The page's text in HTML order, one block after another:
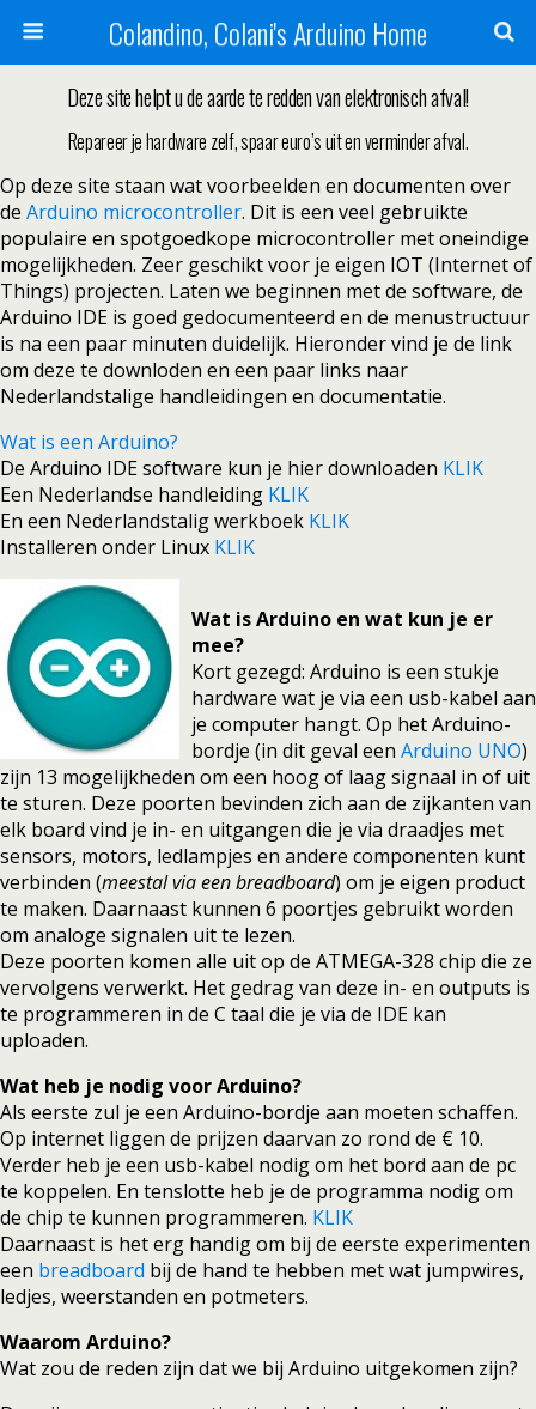
Colandino, Colani's Arduino Home
Deze site helpt u de aarde te redden van elektronisch afval!
Repareer je hardware zelf, spaar euro’s uit en verminder afval.
Op deze site staan wat voorbeelden en documenten over
de Arduino microcontroller. Dit is een veel gebruikte
populaire en spotgoedkope microcontroller met oneindige
mogelijkheden. Zeer geschikt voor je eigen IOT (Internet of
Things) projecten. Laten we beginnen met de software, de
Arduino IDE is goed gedocumenteerd en de menustructuur
is na een paar minuten duidelijk. Hieronder vind je de link
om deze te downloden en een paar links naar
Nederlandstalige handleidingen en documentatie.
Wat is een Arduino?
De Arduino IDE software kun je hier downloaden KLIK
Een Nederlandse handleiding KLIK
En een Nederlandstalig werkboek KLIK
Installeren onder Linux KLIK
Wat is Arduino en wat kun je er
mee?
Kort gezegd: Arduino is een stukje
hardware wat je via een usb-kabel aan
je computer hangt. Op het Arduino-
bordje (in dit geval een Arduino UNO)
zijn 13 mogelijkheden om een hoog of laag signaal in of uit
te sturen. Deze poorten bevinden zich aan de zijkanten van
elk board vind je in- en uitgangen die je via draadjes met
sensors, motors, ledlampjes en andere componenten kunt
verbinden (meestal via een breadboard) om je eigen product
te maken. Daarnaast kunnen 6 poortjes gebruikt worden
om analoge signalen uit te lezen.
Deze poorten komen alle uit op de ATMEGA-328 chip die ze
vervolgens verwerkt. Het gedrag van deze in- en outputs is
te programmeren in de C taal die je via de IDE kan
uploaden.
Wat heb je nodig voor Arduino?
Als eerste zul je een Arduino-bordje aan moeten schaffen.
Op internet liggen de prijzen daarvan zo rond de € 10.
Verder heb je een usb-kabel nodig om het bord aan de pc
te koppelen. En tenslotte heb je de programma nodig om
de chip te kunnen programmeren. KLIK
Daarnaast is het erg handig om bij de eerste experimenten
een breadboard bij de hand te hebben met wat jumpwires,
ledjes, weerstanden en potmeters.
Waarom Arduino?
Wat zou de reden zijn dat we bij Arduino uitgekomen zijn?